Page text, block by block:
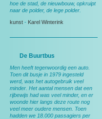
hoe de stad, de nieuwbouw, opkruipt
naar de polder, de lege polder.
kunst - Karel Winterink
De Buurtbus
Men heeft tegenwoordig een auto.
Toen dit busje in 1979 ingesteld
werd, was het autogebruik veel
minder. Het aantal mensen dat een
rijbewijs had was veel minder, en er
woonde hier langs deze route nog
veel meer oudere mensen. Toen
hadden we 18.000 passagiers per